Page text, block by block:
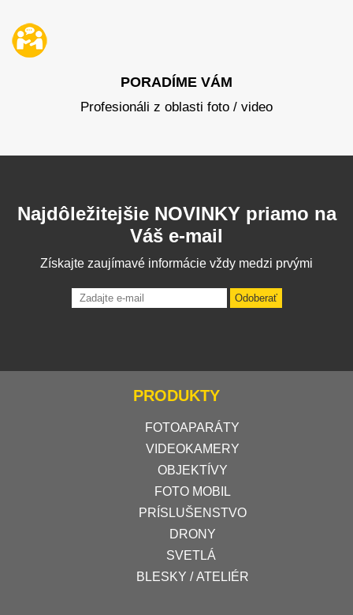
PORADÍME VÁM
Profesionáli z oblasti foto / video
Najdôležitejšie NOVINKY priamo na
Váš e-mail
Získajte zaujímavé informácie vždy medzi prvými
Odoberať
PRODUKTY
FOTOAPARÁTY
VIDEOKAMERY
OBJEKTÍVY
FOTO MOBIL
PRÍSLUŠENSTVO
DRONY
SVETLÁ
BLESKY / ATELIÉR